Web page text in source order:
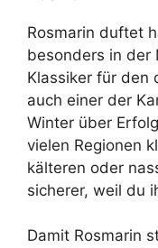
Rosmarin duftet
besonders in der
Klassiker für den
auch einer der
Winter über
vielen Regionen
kälteren oder
sicherer, weil du
Damit Rosmarin